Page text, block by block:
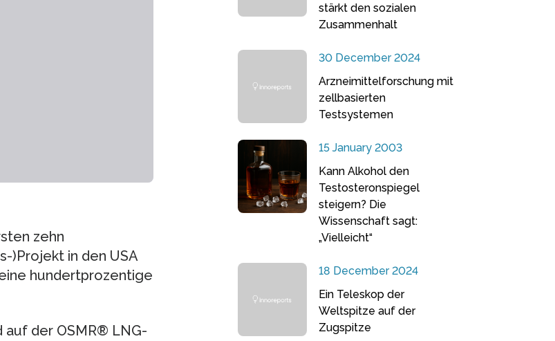
zehn
)Projekt in den USA
hundertprozentige
der OSMR® LNG-
stärkt den sozialen
Zusammenhalt
30 December 2024
Arzneimittelforschung mit
zellbasierten
Testsystemen
15 January 2003
Kann Alkohol den
Testosteronspiegel
steigern? Die
Wissenschaft sagt:
„Vielleicht“
18 December 2024
Ein Teleskop der
Weltspitze auf der
Zugspitze